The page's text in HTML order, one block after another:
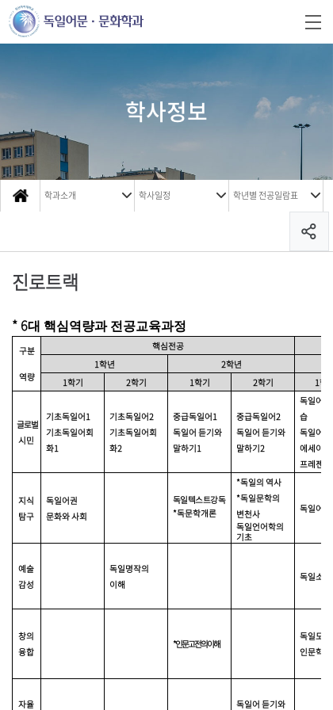
학사정보
학과소개 학사일정 학년별 전공일람표
진로트랙
* 6대 핵심역량과 전공교육과정
구분
역량
핵심전공
1학년 2학년
1학기 2학기 1학기 2학기 1학기
글로벌
시민
기초독일어1
기초독일어회
화1
기초독일어2
기초독일어회
화2
중급독일어1
독일어 듣기와
말하기1
중급독일어2
독일어 듣기와
말하기2
독일어작
습
독일어
에세이
프레젠테
지식
탐구
독일어권
문화와 사회
독일텍스트강독
*독문학개론
*독일의 역사
*독일문학의
변천사
독일언어학의
기초
독일어의
예술
감성
독일명작의
이해
독일소설
창의
융합
*인문 고전의 이해
독일도시와
인문학
자율 독일어 듣기와